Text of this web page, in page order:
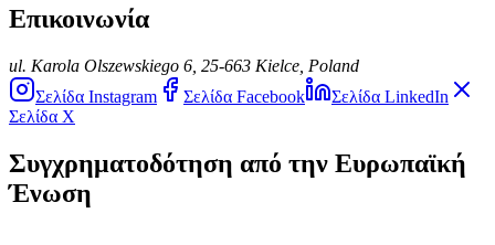
Επικοινωνία
ul. Karola Olszewskiego 6, 25-663 Kielce, Poland
Σελίδα Instagram
Σελίδα Facebook
Σελίδα LinkedIn
Σελίδα X
Συγχρηματοδότηση από την Ευρωπαϊκή
Ένωση